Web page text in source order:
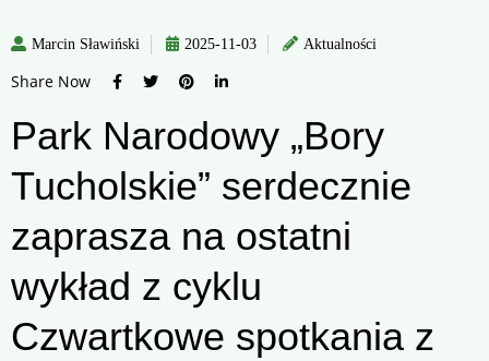
Marcin Sławiński 2025-11-03 Aktualności
Share Now
Park Narodowy „Bory
Tucholskie” serdecznie
zaprasza na ostatni
wykład z cyklu
Czwartkowe spotkania z